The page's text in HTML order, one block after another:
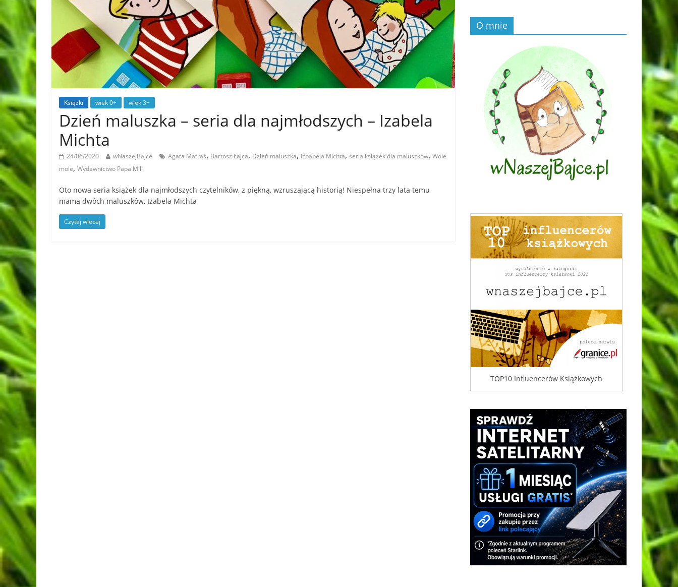
Książki wiek 0+ wiek 3+
Dzień maluszka – seria dla najmłodszych – Izabela
Michta
24/06/2020 wNaszejBajce Agata Matraś, Bartosz Łajca, Dzień maluszka, Izbabela Michta, seria książek dla maluszków, Wole
mole, Wydawnictwo Papa Mili
Oto nowa seria książek dla najmłodszych czytelników, z piękną, wzruszającą historią! Niespełna trzy lata temu
mama dwóch maluszków, Izabela Michta
Czytaj więcej
O mnie
TOP10 Influencerów Książkowych